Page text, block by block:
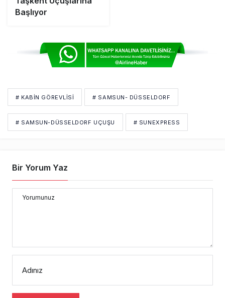
# KABIN GÖREVLISI # SAMSUN- DÜSSELDORF
Bir Yorum Yaz